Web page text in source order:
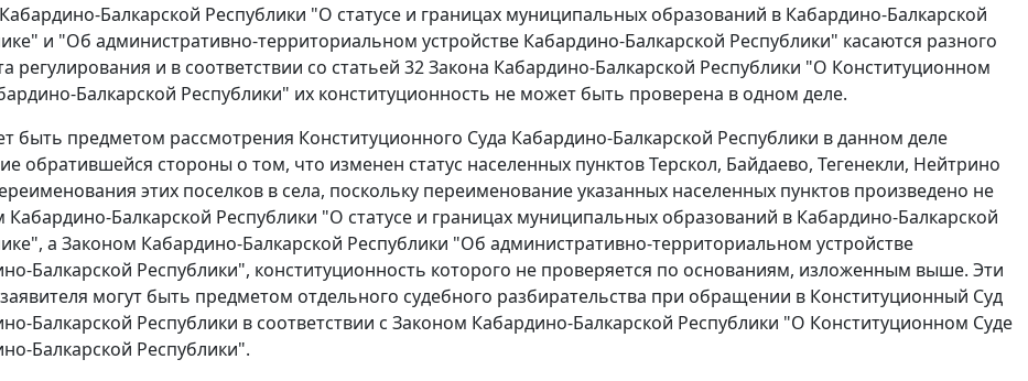
Кабардино-Балкарской Республики "О статусе и границах муниципальных образований в Кабардино-Балкарской
и "Об административно-территориальном устройстве Кабардино-Балкарской Республики" касаются разного
регулирования и в соответствии со статьей 32Закона Кабардино-Балкарской Республики "О Конституционном
Балкарской Республики" их конституционность не может быть проверена в одном деле.
быть предметом рассмотрения Конституционного Суда Кабардино-Балкарской Республики в данном деле
обратившейся стороны о том, что изменен статус населенных пунктов Терскол, Байдаево, Тегенекли, Нейтрино
этих поселков в села, поскольку переименование указанных населенных пунктов произведено не
Кабардино-Балкарской Республики "О статусе и границах муниципальных образований в Кабардино-Балкарской
а Законом Кабардино-Балкарской Республики "Об административно-территориальном устройстве
Балкарской Республики", конституционность которого не проверяется по основаниям, изложенным выше. Эти
могут быть предметом отдельного судебного разбирательства при обращении в Конституционный Суд
Балкарской Республики в соответствии с Законом Кабардино-Балкарской Республики "О Конституционном Суде
Балкарской Республики".